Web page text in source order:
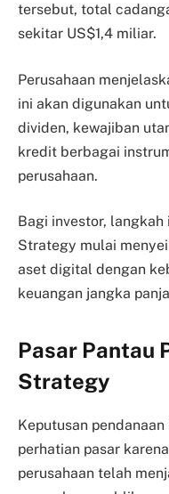
tersebut, total
sekitar US$1,4 miliar.
Perusahaan
ini akan digunakan
dividen, kewajiban
kredit berbagai
perusahaan.
Bagi investor,
Strategy mulai
aset digital dengan
keuangan jangka
Pasar Pantau
Strategy
Keputusan
perhatian pasar
perusahaan telah